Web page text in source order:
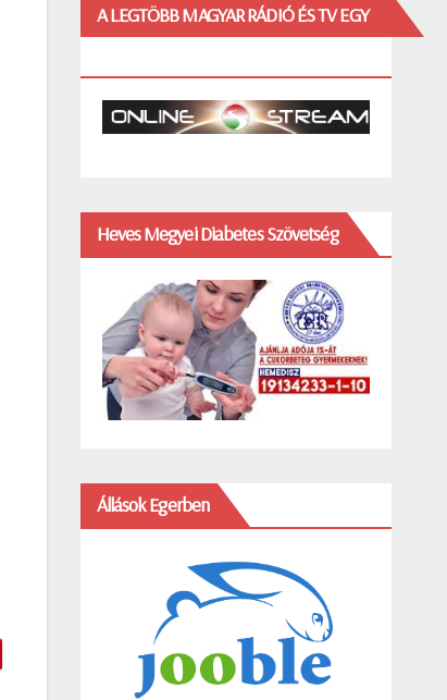
A LEGTÖBB MAGYAR RÁDIÓ ÉS TV EGY
Heves Megyei Diabetes Szövetség
Állások Egerben